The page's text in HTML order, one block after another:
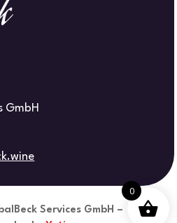
GmbH
Services GmbH –
0